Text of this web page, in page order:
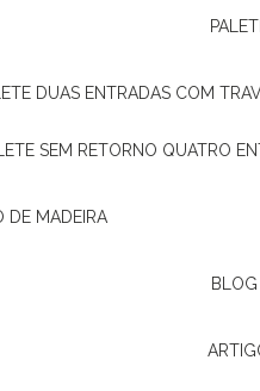
DUAS ENTRADAS COM
SEM RETORNO QUATRO
DE MADEIRA
BLOG